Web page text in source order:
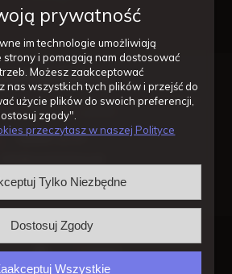
zakupów lub konkretnych produktów?
po to by Ci pomóc!
14/620-11-57
sklep internetowy shoper.pl
with
by
prywatność
im technologie umożliwiają
strony i pomagają nam dostosować
Możesz zaakceptować
nas wszystkich tych plików i przejść do
użycie plików do swoich preferencji,
zgody".
przeczytasz w naszej Polityce
Tylko Niezbędne
Dostosuj Zgody
Wszystkie